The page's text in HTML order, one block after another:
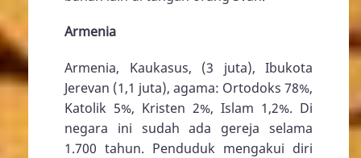
Armenia
Armenia, Kaukasus, (3 juta), Ibukota
Jerevan (1,1 juta), agama: Ortodoks 78%,
Katolik 5%, Kristen 2%, Islam 1,2%. Di
negara ini sudah ada gereja selama
1.700 tahun. Penduduk mengakui diri